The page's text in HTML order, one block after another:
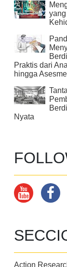
Praktis dari
hingga
Nyata
Action